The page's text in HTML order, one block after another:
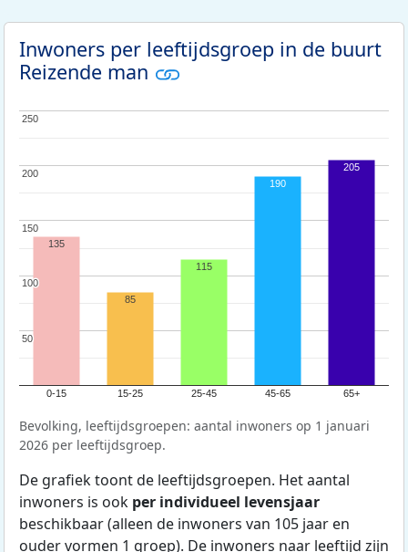
Inwoners per leeftijdsgroep in de buurt
Reizende man
0-15 15-25 25-45 45-65 65+
50
50
100
100
150
150
200
200
250
250
135
85
115
190
205
Bevolking, leeftijdsgroepen: aantal inwoners op 1 januari
2026 per leeftijdsgroep.
De grafiek toont de leeftijdsgroepen. Het aantal
inwoners is ook per individueel levensjaar
beschikbaar (alleen de inwoners van 105 jaar en
ouder vormen 1 groep). De inwoners naar leeftijd zijn